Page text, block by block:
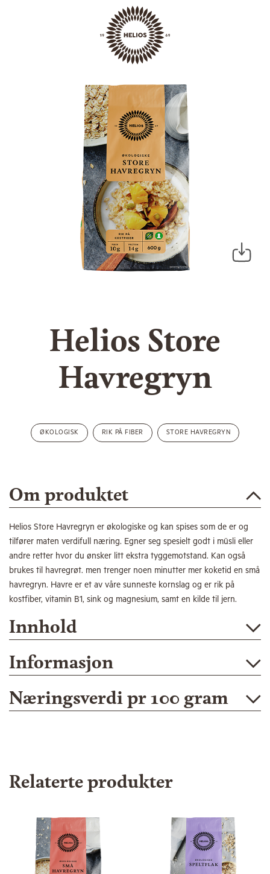
Helios Store
Havregryn
ØKOLOGISK RIK PÅ FIBER STORE HAVREGRYN
Om produktet
Helios Store Havregryn er økologiske og kan spises som de er og
tilfører maten verdifull næring. Egner seg spesielt godt i müsli eller
andre retter hvor du ønsker litt ekstra tyggemotstand. Kan også
brukes til havregrøt. men trenger noen minutter mer koketid en små
havregryn. Havre er et av våre sunneste kornslag og er rik på
kostfiber, vitamin B1, sink og magnesium, samt en kilde til jern.
Innhold
Informasjon
Næringsverdi pr 100 gram
Relaterte produkter